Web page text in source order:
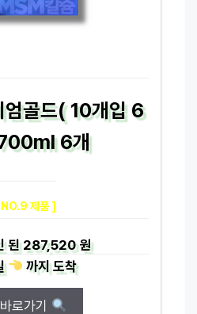
엄골드( 10개입 6
6개
NO.9 제품 ]
된287,520 원
까지도착
로가기